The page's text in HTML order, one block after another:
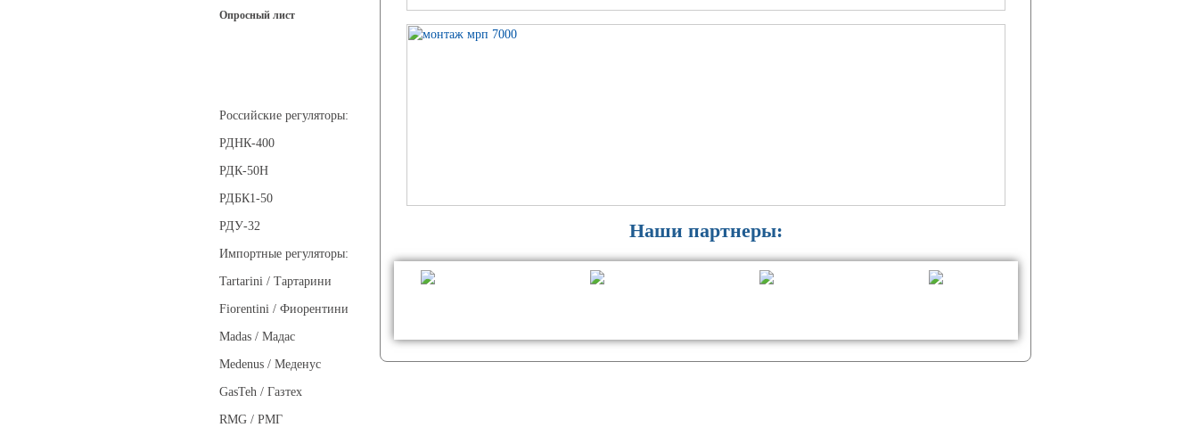
Опросный лист
Российские регуляторы:
РДНК-400
РДК-50Н
РДБК1-50
РДУ-32
Импортные регуляторы:
Tartarini / Тартарини
Fiorentini / Фиорентини
Madas / Мадас
Medenus / Меденус
GasTeh / Газтех
RMG / РМГ
Наши партнеры: